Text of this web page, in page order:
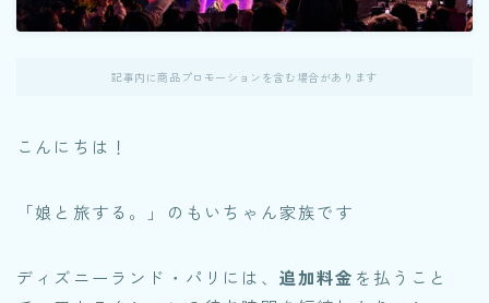
記事内に商品プロモーションを含む場合があります
こんにちは！
「娘と旅する。」のもいちゃん家族です
ディズニーランド・パリには、 追加料金 を払うこと